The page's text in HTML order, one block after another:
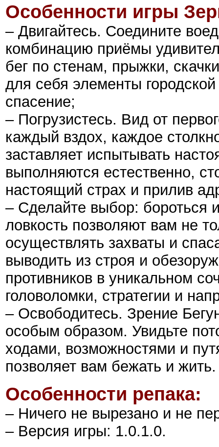
Особенности игры
– Двигайтесь. Соедините
комбинацию приёмы
бег по стенам, прыжки,
для себя элементы
спасение;
– Погрузистесь. Вид от
каждый вздох, каждое
заставляет испытывать
выполняются естественно,
настоящий страх и прилив
– Сделайте выбор: бороться
ловкость позволяют вам не
осуществлять захваты и
выводить из строя и
противников в уникальном
головоломки, стратегии и
– Освободитесь. Зрение
особым образом. Увидьте
ходами, возможностями и
позволяет вам бежать и жить.
Особенности репака:
– Ничего не вырезано и не
– Версия игры: 1.0.1.0.